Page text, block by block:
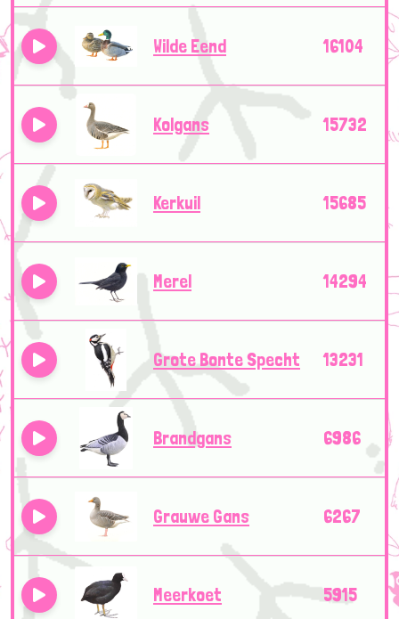
Wilde Eend 16104
Kolgans 15732
Kerkuil 15685
Merel 14294
Grote Bonte Specht 13231
Brandgans 6986
Grauwe Gans 6267
Meerkoet 5915